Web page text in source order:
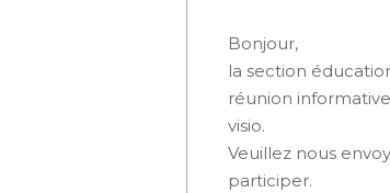
Bonjour,
la section
réunion
visio.
Veuillez nous
participer.